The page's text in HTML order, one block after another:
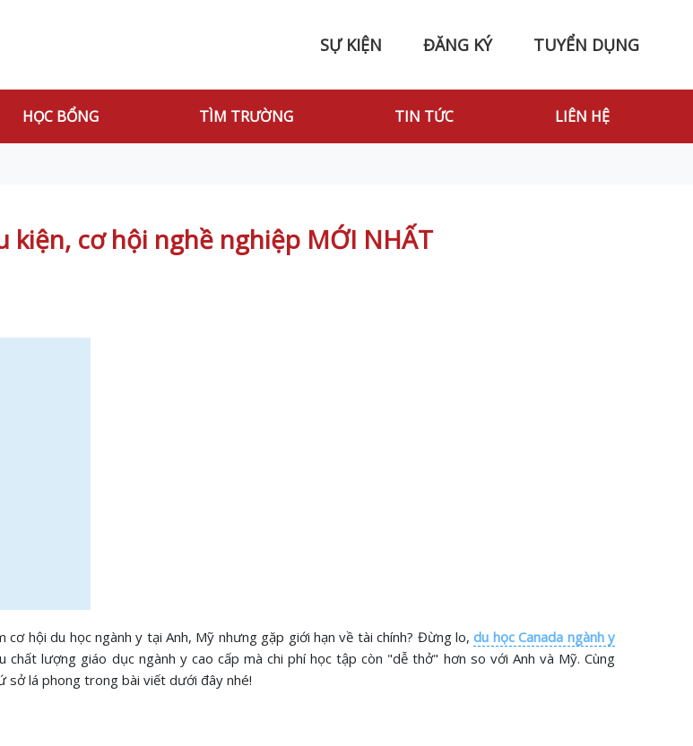
SỰ KIỆN ĐĂNG KÝ TUYỂN DỤNG
HỌC BỔNG TÌM TRƯỜNG TIN TỨC LIÊN HỆ
kiện, cơ hội nghề nghiệp MỚI NHẤT
hội du học ngành y tại Anh, Mỹ nhưng gặp giới hạn về tài chính? Đừng lo, du học Canada ngành y
lượng giáo dục ngành y cao cấp mà chi phí học tập còn "dễ thở" hơn so với Anh và Mỹ. Cùng
sở lá phong trong bài viết dưới đây nhé!